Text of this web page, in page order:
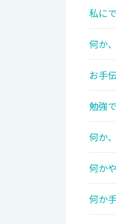
私に
何か
お手
勉強
何か
何か
何か